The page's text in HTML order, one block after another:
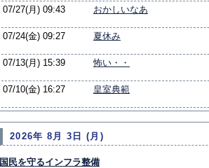
07/27(月) 09:43 おかしいなあ
07/24(金) 09:27 夏休み
07/13(月) 15:39 怖い・・
07/10(金) 16:27 皇室典範
2026年 8月 3日 (月)
国民を守るインフラ整備